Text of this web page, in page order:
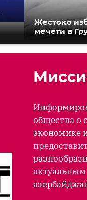
Жестоко
мечети в
общества о
экономике